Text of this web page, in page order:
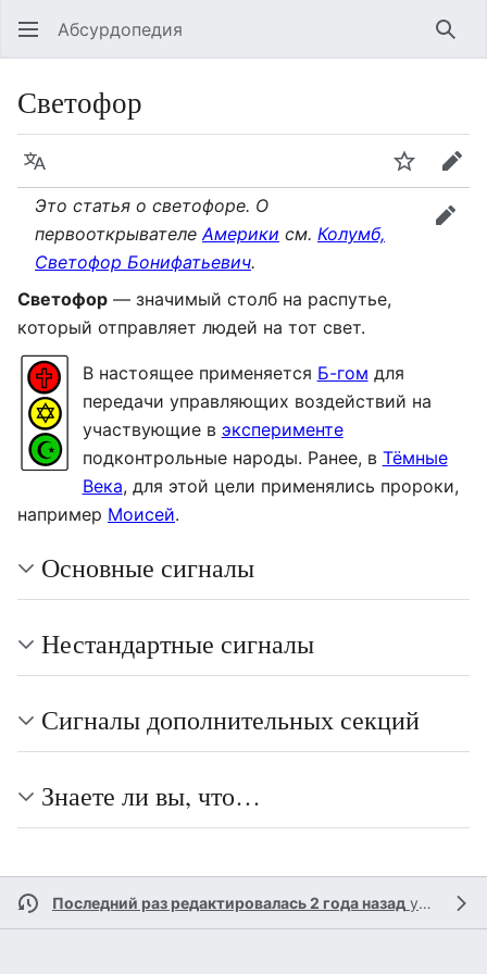
Абсурдопедия
Светофор
Язык
Это статья о светофоре. О
первооткрывателеАмерики см. Колумб,
Светофор Бонифатьевич.
Светофор — значимый столб на распутье,
который отправляет людей на тот свет.
В настоящее применяется Б-гом для
передачи управляющих воздействий на
участвующие в эксперименте
подконтрольные народы. Ранее, в Тёмные
Века, для этой цели применялись пророки,
например Моисей.
Основные сигналы
Нестандартные сигналы
Сигналы дополнительных секций
Знаете ли вы, что…
Последний раз редактировалась 2 года назад участником